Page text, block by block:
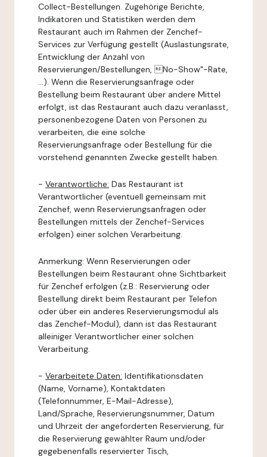
Collect-Bestellungen. Zugehörige Berichte,
Indikatoren und Statistiken werden dem
Restaurant auch im Rahmen der Zenchef-
Services zur Verfügung gestellt (Auslastungsrate,
Entwicklung der Anzahl von
Reservierungen/Bestellungen, No-Show"-Rate,
...). Wenn die Reservierungsanfrage oder
Bestellung beim Restaurant über andere Mittel
erfolgt, ist das Restaurant auch dazu veranlasst,
personenbezogene Daten von Personen zu
verarbeiten, die eine solche
Reservierungsanfrage oder Bestellung für die
vorstehend genannten Zwecke gestellt haben.
- Verantwortliche: Das Restaurant ist
Verantwortlicher (eventuell gemeinsam mit
Zenchef, wenn Reservierungsanfragen oder
Bestellungen mittels der Zenchef-Services
erfolgen) einer solchen Verarbeitung.
Anmerkung: Wenn Reservierungen oder
Bestellungen beim Restaurant ohne Sichtbarkeit
für Zenchef erfolgen (z.B.: Reservierung oder
Bestellung direkt beim Restaurant per Telefon
oder über ein anderes Reservierungsmodul als
das Zenchef-Modul), dann ist das Restaurant
alleiniger Verantwortlicher einer solchen
Verarbeitung.
- Verarbeitete Daten: Identifikationsdaten
(Name, Vorname), Kontaktdaten
(Telefonnummer, E-Mail-Adresse),
Land/Sprache, Reservierungsnummer, Datum
und Uhrzeit der angeforderten Reservierung, für
die Reservierung gewählter Raum und/oder
gegebenenfalls reservierter Tisch,